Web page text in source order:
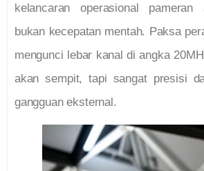
kelancaran operasional pameran
bukan kecepatan mentah. Paksa
mengunci lebar kanal di angka
akan sempit, tapi sangat presisi
gangguan eksternal.